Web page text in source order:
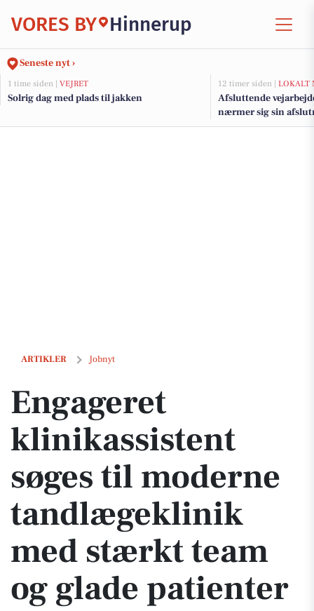
VORES BY Hinnerup
Seneste nyt ›
1 time siden | VEJRET
Solrig dag med plads til jakken
12 timer siden | LOKALT
Afsluttende
nærmer sig sin
ARTIKLER Jobnyt
Engageret klinikassistent søges til moderne tandlægeklinik med
Engageret
klinikassistent
søges til moderne
tandlægeklinik
med stærkt team
og glade patienter